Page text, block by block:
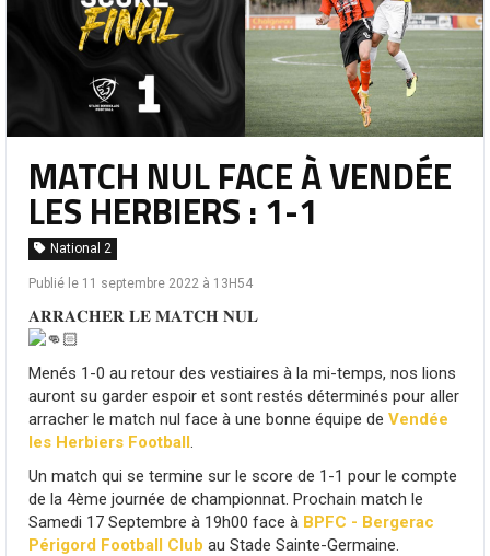
MATCH NUL FACE À VENDÉE
LES HERBIERS : 1-1
National 2
Publié le 11 septembre 2022 à 13H54
𝐀𝐑𝐑𝐀𝐂𝐇𝐄𝐑 𝐋𝐄 𝐌𝐀𝐓𝐂𝐇 𝐍𝐔𝐋
Menés 1-0 au retour des vestiaires à la mi-temps, nos lions
auront su garder espoir et sont restés déterminés pour aller
arracher le match nul face à une bonne équipe de Vendée
les Herbiers Football.
Un match qui se termine sur le score de 1-1 pour le compte
de la 4ème journée de championnat. Prochain match le
Samedi 17 Septembre à 19h00 face à BPFC - Bergerac
Périgord Football Club au Stade Sainte-Germaine.